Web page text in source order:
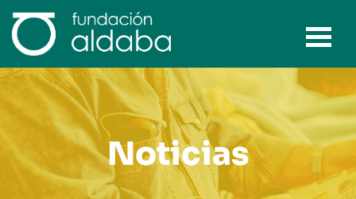
contenido
Noticias